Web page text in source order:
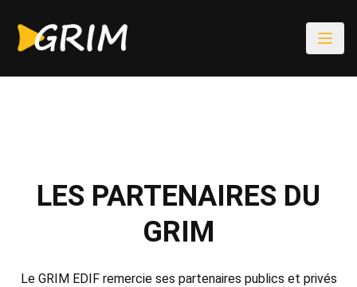
LES PARTENAIRES DU
GRIM
Le GRIM EDIF remercie ses partenaires publics et privés